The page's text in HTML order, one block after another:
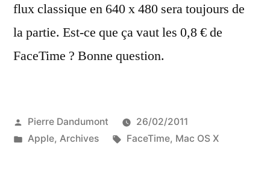
flux classique en 640 x 480 sera toujours de
la partie. Est-ce que ça vaut les 0,8 € de
FaceTime ? Bonne question.
Publié
par
Pierre Dandumont
26/02/2011
Publié
Apple, Archives Étiquettes :
FaceTime, Mac OS X